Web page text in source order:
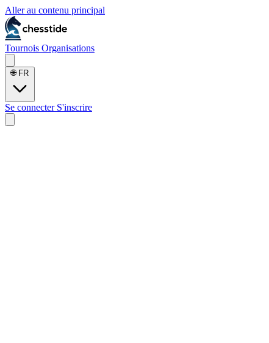
Aller au contenu principal
Tournois Organisations
🌐 FR
Se connecter S'inscrire